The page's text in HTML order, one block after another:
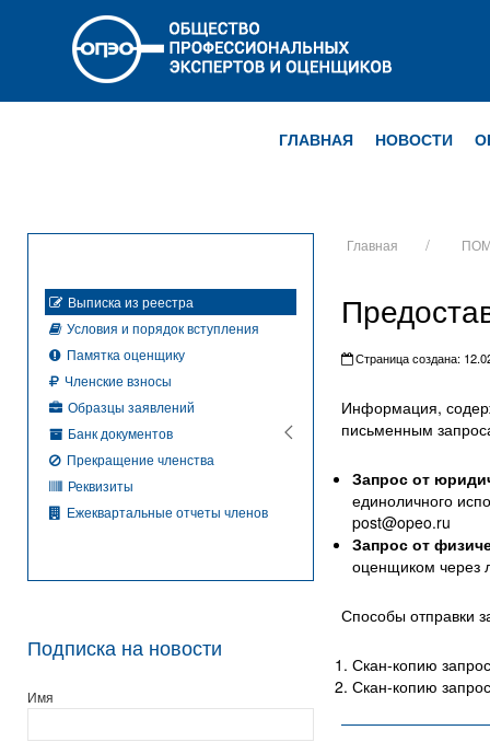
ГЛАВНАЯ НОВОСТИ
Главная
Страница создана:
Информация,
письменным
Запрос от
единоличного
post@opeo.ru
Запрос от
оценщиком через
Способы отправки
Скан-копию
Скан-копию
Выписка из реестра
Условия и порядок вступления
Памятка оценщику
Членские взносы
Образцы заявлений
Банк документов
Прекращение членства
Реквизиты
Ежеквартальные отчеты членов
Подписка на новости
Имя